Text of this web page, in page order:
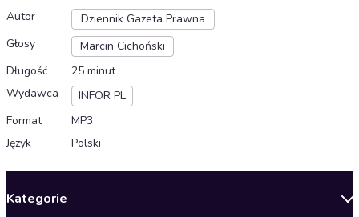
Autor
Dziennik Gazeta Prawna
Głosy
Marcin Cichoński
Długość
25 minut
Wydawca
INFOR PL
Format
MP3
Język
Polski
Kategorie